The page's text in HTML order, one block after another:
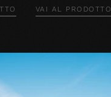
VAI AL PRODOTTO